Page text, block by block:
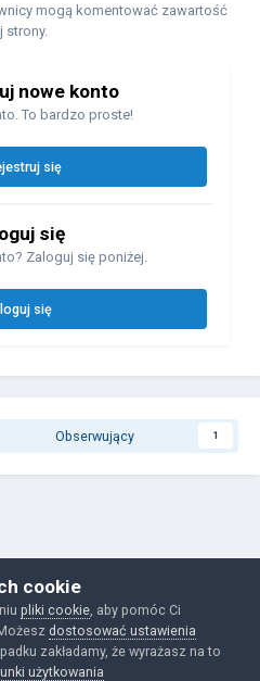
mogą komentować zawartość
strony.
nowe konto
To bardzo proste!
się
się
Zaloguj się poniżej.
się
Obserwujący 1
Ciasteczka
Community
cookie
pliki cookie , aby pomóc Ci
dostosować ustawienia
zakładamy, że wyrażasz na to
użytkowania